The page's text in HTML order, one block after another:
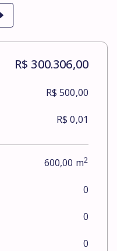
R$ 300.306,00
R$ 500,00
R$ 0,01
600,00 m2
0
0
0